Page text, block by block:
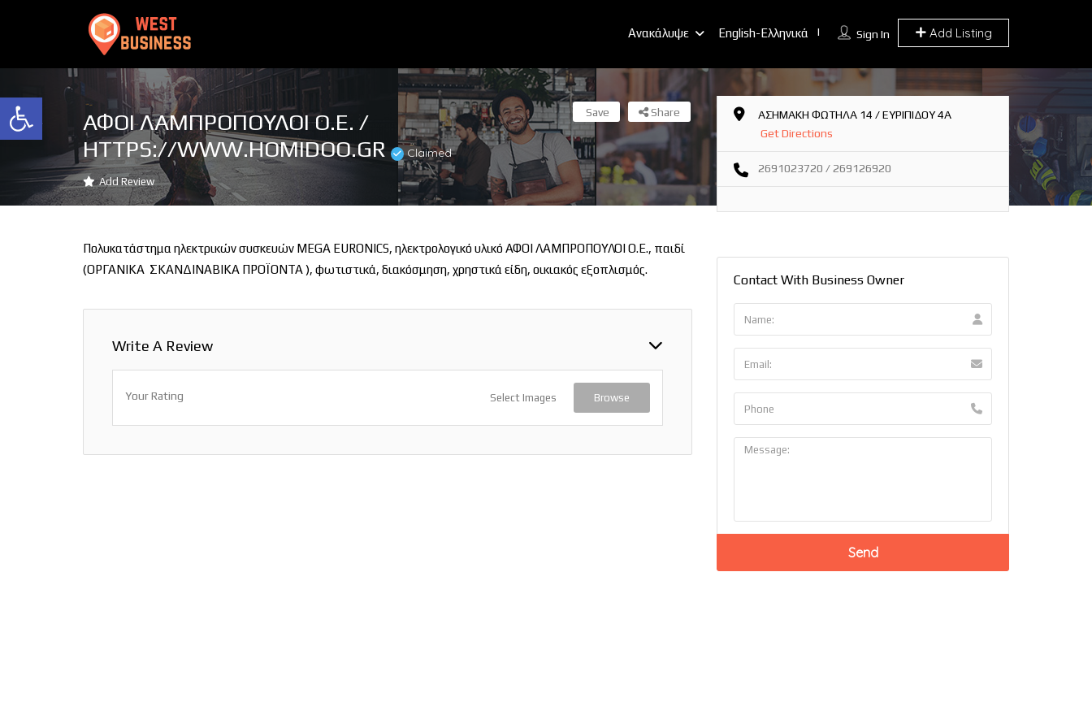
Ανοίξτε τη γραμμή εργαλείων
Sign In Add Listing
Ανακάλυψε English-Ελληνικά
ΑΦΟΙ ΛΑΜΠΡΟΠΟΥΛΟΙ Ο.Ε. /
HTTPS://WWW.HOMIDOO.GR
Claimed
Add Review
Share
Save
Πολυκατάστημα ηλεκτρικών συσκευών MEGA EURONICS, ηλεκτρολογικό υλικό ΑΦΟΙ ΛΑΜΠΡΟΠΟΥΛΟΙ Ο.Ε., παιδί
(ΟΡΓΑΝΙΚΑ ΣΚΑΝΔΙΝΑΒΙΚΑ ΠΡΟΪΟΝΤΑ ), φωτιστικά, διακόσμηση, χρηστικά είδη, οικιακός εξοπλισμός.
Write A Review
Your Rating Select Images Browse
ΑΣΗΜΑΚΗ ΦΩΤΗΛΑ 14 / ΕΥΡΙΠΙΔΟΥ 4Α
Get Directions
2691023720 / 269126920
Contact With Business Owner